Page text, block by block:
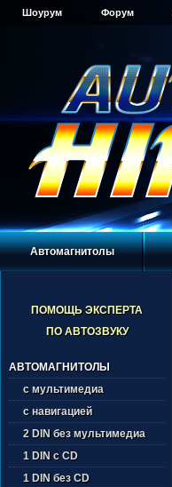
Шоурум Форум
Автомагнитолы
ПОМОЩЬ ЭКСПЕРТА
ПО АВТОЗВУКУ
АВТОМАГНИТОЛЫ
с мультимедиа
с навигацией
2 DIN без мультимедиа
1 DIN с CD
1 DIN без CD